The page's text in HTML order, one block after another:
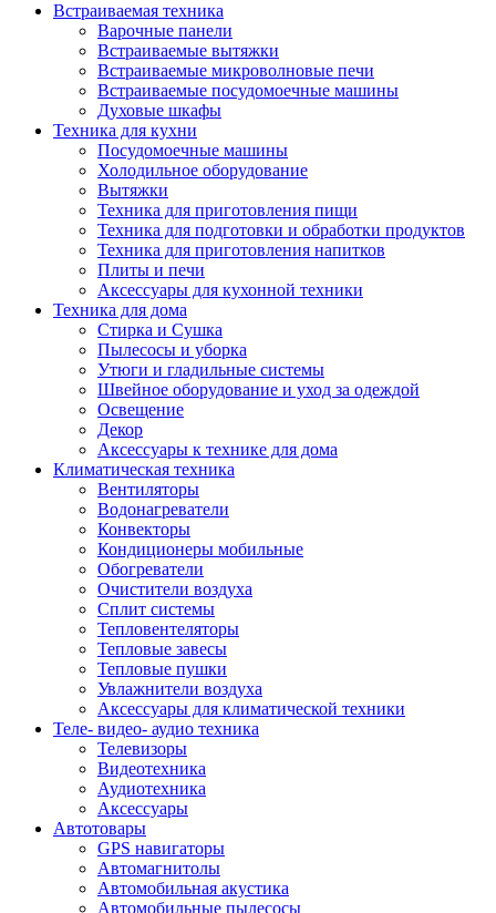
Встраиваемая техника
Варочные панели
Встраиваемые вытяжки
Встраиваемые микроволновые печи
Встраиваемые посудомоечные машины
Духовые шкафы
Техника для кухни
Посудомоечные машины
Холодильное оборудование
Вытяжки
Техника для приготовления пищи
Техника для подготовки и обработки продуктов
Техника для приготовления напитков
Плиты и печи
Аксессуары для кухонной техники
Техника для дома
Стирка и Сушка
Пылесосы и уборка
Утюги и гладильные системы
Швейное оборудование и уход за одеждой
Освещение
Декор
Аксессуары к технике для дома
Климатическая техника
Вентиляторы
Водонагреватели
Конвекторы
Кондиционеры мобильные
Обогреватели
Очистители воздуха
Сплит системы
Тепловентеляторы
Тепловые завесы
Тепловые пушки
Увлажнители воздуха
Аксессуары для климатической техники
Теле- видео- аудио техника
Телевизоры
Видеотехника
Аудиотехника
Аксессуары
Автотовары
GPS навигаторы
Автомагнитолы
Автомобильная акустика
Автомобильные пылесосы